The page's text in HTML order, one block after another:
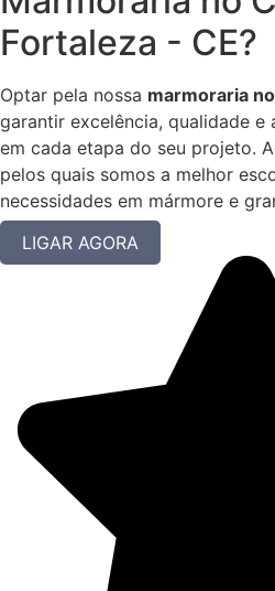
Fortaleza - CE?
Optar pela nossa marmoraria
garantir excelência, qualidade
em cada etapa do seu projeto.
pelos quais somos a melhor
necessidades em mármore e
LIGAR AGORA